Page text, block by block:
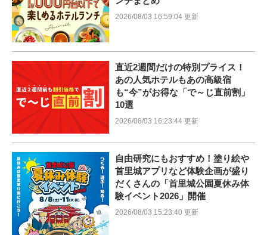
2026/08/03 16:59:04 更新
直近2週間だけの特別プライス！
あの人気ホテルもあの高級宿
も“今”がお得な「で～じ直前割」
10選
2026/08/03 16:23:44 更新
自由研究にもおすすめ！塗り絵や
首里城アプリなど体験企画が盛り
だくさんの「首里城公園夏休み体
験イベント2026」開催
2026/08/03 15:23:40 更新